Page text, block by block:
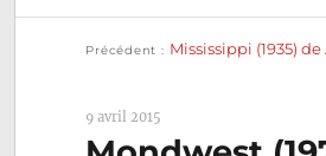
Navigation
l’article
Précédent Mississippi (1935)
9 avril 2015